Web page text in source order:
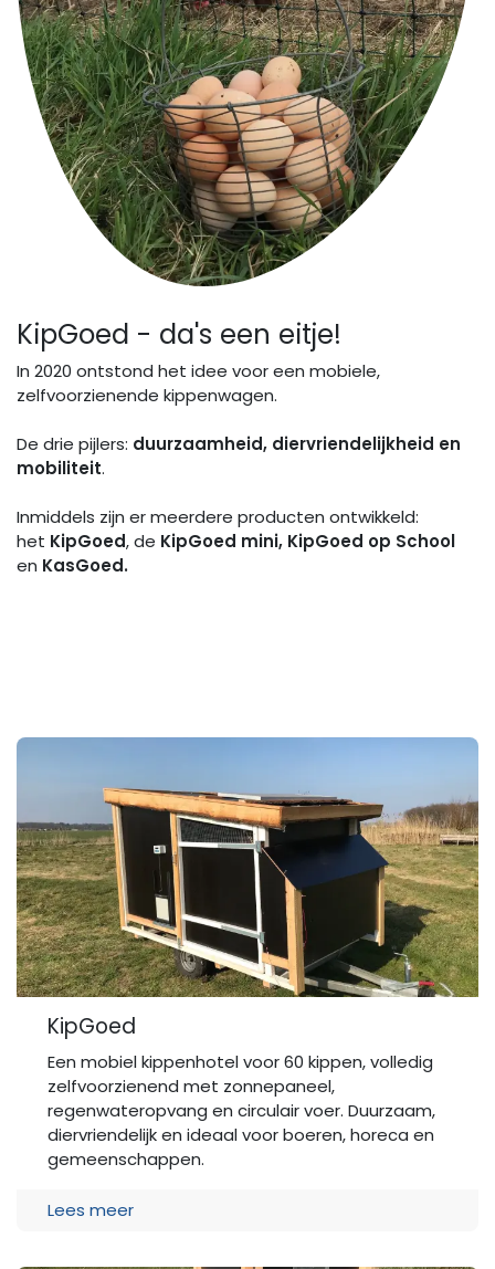
KipGoed - da's een eitje!
In 2020 ontstond het idee voor een mobiele,
zelfvoorzienende kippenwagen.
De drie pijlers: duurzaamheid, diervriendelijkheid en
mobiliteit.
Inmiddels zijn er meerdere producten ontwikkeld:
het KipGoed, de KipGoed mini, KipGoed op School
en KasGoed.
KipGoed
Een mobiel kippenhotel voor 60 kippen, volledig
zelfvoorzienend met zonnepaneel,
regenwateropvang en circulair voer. Duurzaam,
diervriendelijk en ideaal voor boeren, horeca en
gemeenschappen.
Lees meer